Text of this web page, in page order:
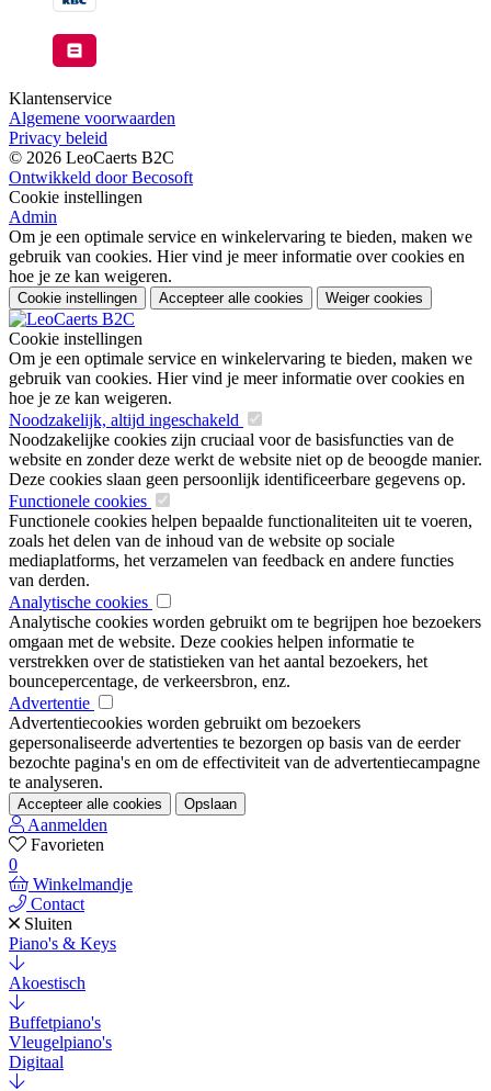
Klantenservice
Algemene voorwaarden
Privacy beleid
© 2026 LeoCaerts B2C
Ontwikkeld door Becosoft
Cookie instellingen
Admin
Om je een optimale service en winkelervaring te bieden, maken we
gebruik van cookies. Hier vind je meer informatie over cookies en
hoe je ze kan weigeren.
Cookie instellingen Accepteer alle cookies Weiger cookies
Cookie instellingen
Om je een optimale service en winkelervaring te bieden, maken we
gebruik van cookies. Hier vind je meer informatie over cookies en
hoe je ze kan weigeren.
Noodzakelijk, altijd ingeschakeld
Noodzakelijke cookies zijn cruciaal voor de basisfuncties van de
website en zonder deze werkt de website niet op de beoogde manier.
Deze cookies slaan geen persoonlijk identificeerbare gegevens op.
Functionele cookies
Functionele cookies helpen bepaalde functionaliteiten uit te voeren,
zoals het delen van de inhoud van de website op sociale
mediaplatforms, het verzamelen van feedback en andere functies
van derden.
Analytische cookies
Analytische cookies worden gebruikt om te begrijpen hoe bezoekers
omgaan met de website. Deze cookies helpen informatie te
verstrekken over de statistieken van het aantal bezoekers, het
bouncepercentage, de verkeersbron, enz.
Advertentie
Advertentiecookies worden gebruikt om bezoekers
gepersonaliseerde advertenties te bezorgen op basis van de eerder
bezochte pagina's en om de effectiviteit van de advertentiecampagne
te analyseren.
Accepteer alle cookies Opslaan
Aanmelden
Favorieten
0
Winkelmandje
Contact
Sluiten
Piano's & Keys
Akoestisch
Buffetpiano's
Vleugelpiano's
Digitaal